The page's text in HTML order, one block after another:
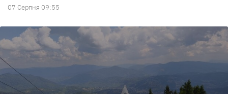
07 Серпня 09:55